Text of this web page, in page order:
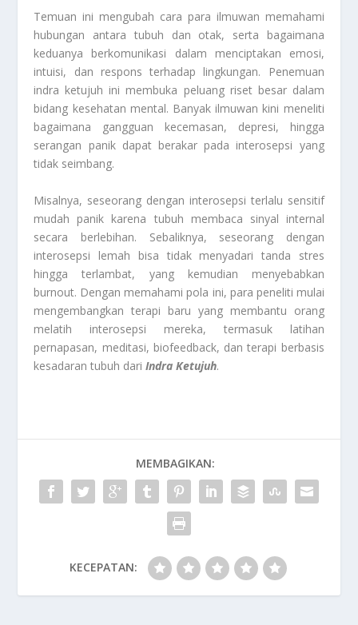
Temuan ini mengubah cara para ilmuwan memahami
hubungan antara tubuh dan otak, serta bagaimana
keduanya berkomunikasi dalam menciptakan emosi,
intuisi, dan respons terhadap lingkungan. Penemuan
indra ketujuh ini membuka peluang riset besar dalam
bidang kesehatan mental. Banyak ilmuwan kini meneliti
bagaimana gangguan kecemasan, depresi, hingga
serangan panik dapat berakar pada interosepsi yang
tidak seimbang.
Misalnya, seseorang dengan interosepsi terlalu sensitif
mudah panik karena tubuh membaca sinyal internal
secara berlebihan. Sebaliknya, seseorang dengan
interosepsi lemah bisa tidak menyadari tanda stres
hingga terlambat, yang kemudian menyebabkan
burnout. Dengan memahami pola ini, para peneliti mulai
mengembangkan terapi baru yang membantu orang
melatih interosepsi mereka, termasuk latihan
pernapasan, meditasi, biofeedback, dan terapi berbasis
kesadaran tubuh dariIndra Ketujuh.
MEMBAGIKAN:
KECEPATAN: